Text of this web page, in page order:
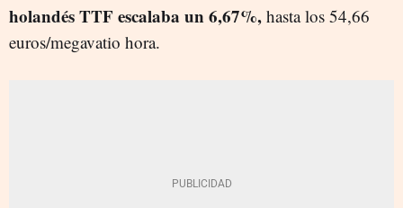
holandés TTF escalaba un 6,67%, hasta los 54,66
euros/megavatio hora.